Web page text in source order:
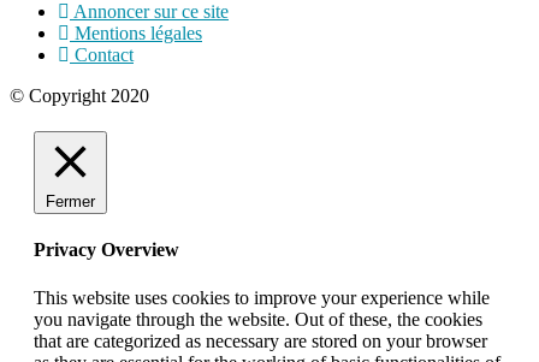
Annoncer sur ce site
Mentions légales
Contact
© Copyright 2020
Fermer
Privacy Overview
This website uses cookies to improve your experience while
you navigate through the website. Out of these, the cookies
that are categorized as necessary are stored on your browser